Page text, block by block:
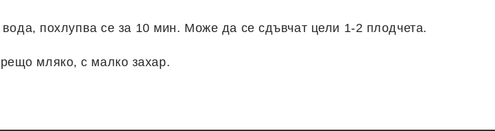
похлупва се за 10 мин. Може да се сдъвчат цели 1-2 плодчета.
мляко, с малко захар.